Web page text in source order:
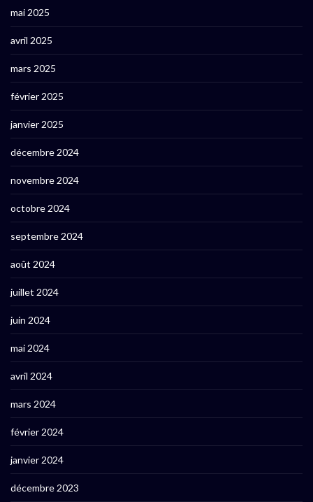
mai 2025
avril 2025
mars 2025
février 2025
janvier 2025
décembre 2024
novembre 2024
octobre 2024
septembre 2024
août 2024
juillet 2024
juin 2024
mai 2024
avril 2024
mars 2024
février 2024
janvier 2024
décembre 2023